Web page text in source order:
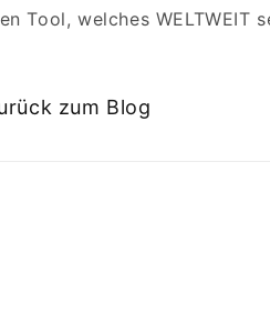
Tool, welches WELTWEIT
zum Blog